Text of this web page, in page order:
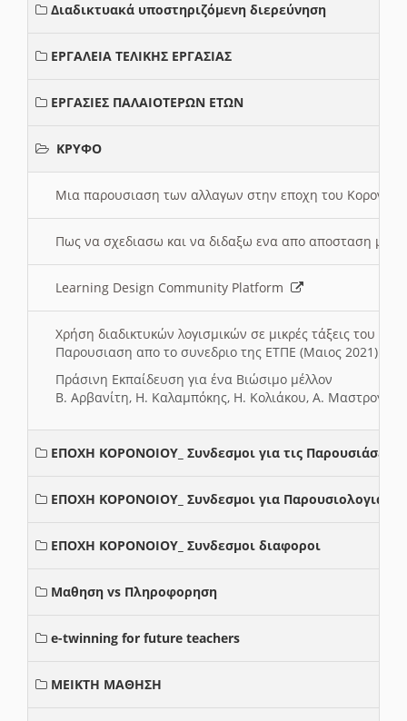
Διαδικτυακά υποστηριζόμενη διερεύνηση
ΕΡΓΑΛΕΙΑ ΤΕΛΙΚΗΣ ΕΡΓΑΣΙΑΣ
ΕΡΓΑΣΙΕΣ ΠΑΛΑΙΟΤΕΡΩΝ ΕΤΩΝ
ΚΡΥΦΟ
Μια παρουσιαση των αλλαγων στην εποχη του
Πως να σχεδιασω και να διδαξω ενα απο αποσταση
Learning Design Community Platform
Χρήση διαδικτυκών λογισμικών σε μικρές τάξεις του
Παρουσιαση απο το συνεδριο της ΕΤΠΕ (Μαιος 2021)
Πράσινη Εκπαίδευση για ένα Βιώσιμο μέλλον
Β. Αρβανίτη, Η. Καλαμπόκης, Η. Κολιάκου, Α.
ΕΠΟΧΗ ΚΟΡΟΝΟΙΟΥ_ Συνδεσμοι για τις Παρουσιάσεις
ΕΠΟΧΗ ΚΟΡΟΝΟΙΟΥ_ Συνδεσμοι για Παρουσιολογια
ΕΠΟΧΗ ΚΟΡΟΝΟΙΟΥ_ Συνδεσμοι διαφοροι
Μαθηση vs Πληροφορηση
e-twinning for future teachers
ΜΕΙΚΤΗ ΜΑΘΗΣΗ